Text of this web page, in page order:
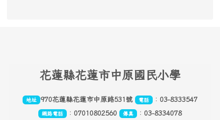
花蓮縣花蓮市中原國民小學
地址 970花蓮縣花蓮市中原路531號 電話 ： 03-8333547
網路電話 ： 07010802560 傳真 ： 03-8334078